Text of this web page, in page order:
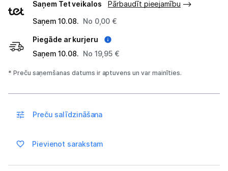
Blogs
Piegāde un apmaksa
Uzņēmumiem
veidi
Saņem Tet veikalos
Pārbaudīt pieejamību
Saņem 10.08. No 0,00 €
Piegāde ar kurjeru
Saņem 10.08. No 19,95 €
* Preču saņemšanas datums ir aptuvens un var mainīties.
Preču salīdzināšana
Pievienot sarakstam